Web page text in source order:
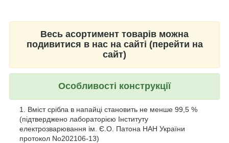
Весь асортимент товарів можна
подивитися в нас на сайті (перейти на
сайт)
Особливості конструкції
Вміст срібла в напайці становить не менше 99,5 %
(підтверджено лабораторією Інституту
електрозварювання ім. Є.О. Патона НАН України
протокол No202106-13)